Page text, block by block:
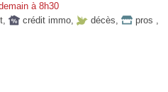
à 8h30
, crédit immo, décès, pros ,